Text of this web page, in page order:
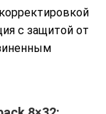
с защитой от